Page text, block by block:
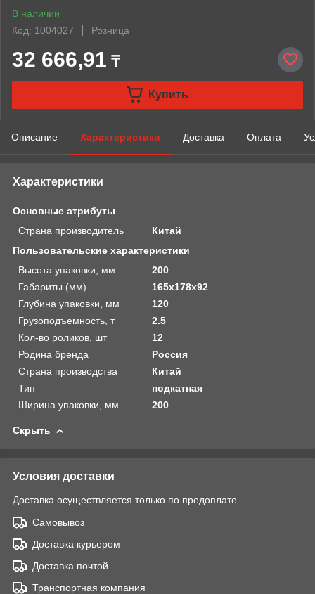
В наличии
Код: 1004027
Розница
32 666,91 ₸
Купить
Описание Характеристики Доставка Оплата
Характеристики
Основные атрибуты
Страна производитель
Китай
Пользовательские характеристики
Высота упаковки, мм
200
Габариты (мм)
165x178x92
Глубина упаковки, мм
120
Грузоподъемность, т
2.5
Кол-во роликов, шт
12
Родина бренда
Россия
Страна производства
Китай
Тип
подкатная
Ширина упаковки, мм
200
Скрыть
Условия доставки
Доставка осуществляется только по предоплате.
Самовывоз
Доставка курьером
Доставка почтой
Транспортная компания